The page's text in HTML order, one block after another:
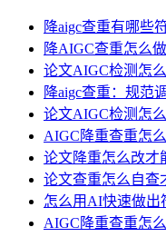
降aigc查重有哪些
降AIGC查重怎么
论文AIGC检测怎
降aigc查重：规范
论文AIGC检测怎
AIGC降重查重怎
论文降重怎么改才
论文查重怎么自查
怎么用AI快速做出
AIGC降重查重怎